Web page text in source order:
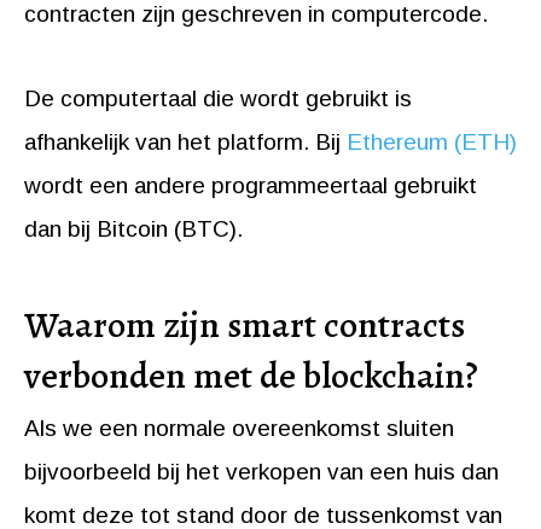
contracten zijn geschreven in computercode.
De computertaal die wordt gebruikt is
afhankelijk van het platform. Bij Ethereum (ETH)
wordt een andere programmeertaal gebruikt
dan bij Bitcoin (BTC).
Waarom zijn smart contracts
verbonden met de blockchain?
Als we een normale overeenkomst sluiten
bijvoorbeeld bij het verkopen van een huis dan
komt deze tot stand door de tussenkomst van